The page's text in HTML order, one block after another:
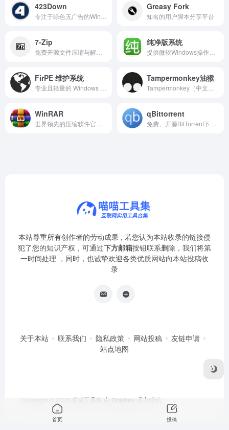
423Down Greasy Fork
知名的用户脚本分享平台
7-Zip 纯净版系统
FirPE 维护系统 Tampermonkey油猴
WinRAR qBittorrent
本站尊重所有创作者的劳动成果 , 若您认为本站收录的链接侵
犯了您的知识产权，可通过下方邮箱按钮联系删除，我们将第
一时间处理 ，同时，也诚挚欢迎各类优质网站向本站投稿收
录
关于本站 联系我们 隐私政策 网站投稿
友链申请
站点地图
Copyright © 2026 喵喵工具集 由 OneNav 强力驱动
首页 投稿